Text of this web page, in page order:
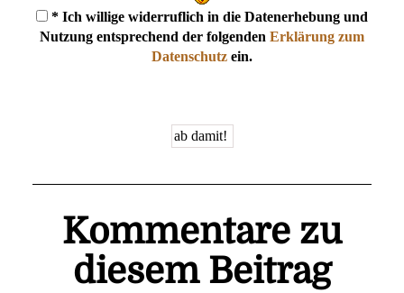
* Ich willige widerruflich in die Datenerhebung und
Nutzung entsprechend der folgenden Erklärung zum
Datenschutz ein.
Kommentare zu
diesem Beitrag